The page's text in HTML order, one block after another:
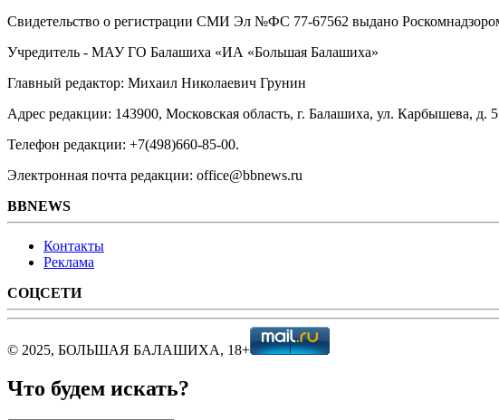
Свидетельство о регистрации СМИ Эл №ФС ‎77-67562 выдано
Учредитель - МАУ ГО Балашиха «ИА «Большая Балашиха»
Главный редактор: Михаил Николаевич Грунин
Адрес редакции: 143900, Московская область, г. Балашиха, ул. Карбышева, д.
Телефон редакции: +7(498)660-85-00.
Электронная почта редакции: office@bbnews.ru
BBNEWS
Контакты
Реклама
СОЦСЕТИ
© 2025, БОЛЬШАЯ БАЛАШИХА, 18+
Что будем искать?